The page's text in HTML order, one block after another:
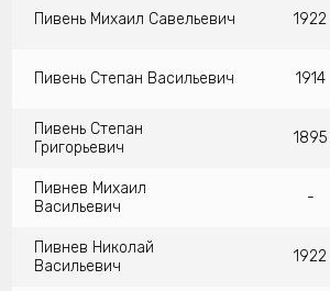
Пивень Михаил Савельевич 1922
Пивень Степан Васильевич 1914
Пивень Степан
Григорьевич
1895
Пивнев Михаил
Васильевич
-
Пивнев Николай
Васильевич
1922